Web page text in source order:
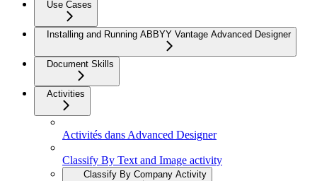
Use Cases
Installing and Running ABBYY Vantage Advanced Designer
Document Skills
Activities
Activités dans Advanced Designer
Classify By Text and Image activity
Classify By Company Activity